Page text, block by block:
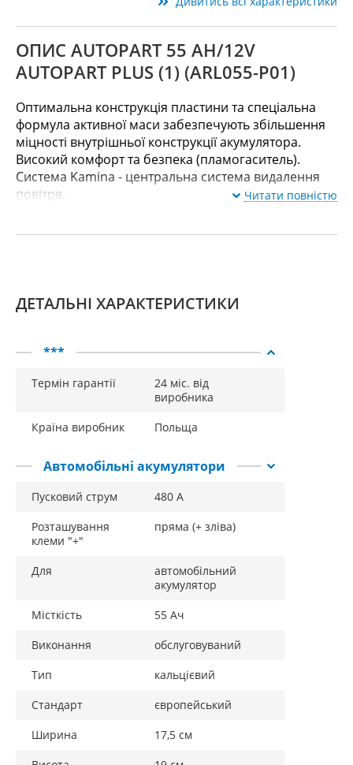
ОПИС AUTOPART 55 AH/12V
AUTOPART PLUS (1) (ARL055-P01)
Оптимальна конструкція пластини та спеціальна
формула активної маси забезпечують збільшення
міцності внутрішньої конструкції акумулятора.
Високий комфорт та безпека (пламогаситель).
Система Kamina - центральна система видалення
повітря.
Читати повністю
ДЕТАЛЬНІ ХАРАКТЕРИСТИКИ
***
Термін гарантії
24 міс. від
виробника
Країна виробник
Польща
Автомобільні акумулятори
Пусковий струм
480 А
Розташування
клеми "+"
пряма (+ зліва)
Для
автомобільний
акумулятор
Місткість
55 Ач
Виконання
обслуговуваний
Тип
кальцієвий
Стандарт
європейський
Ширина
17,5 см